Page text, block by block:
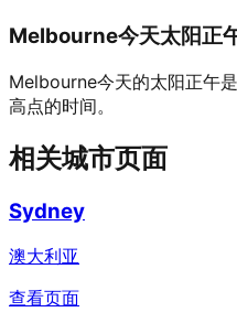
Melbourne今天太阳正
Melbourne今天的太阳正午
高点的时间。
相关城市页面
Sydney
澳大利亚
查看页面